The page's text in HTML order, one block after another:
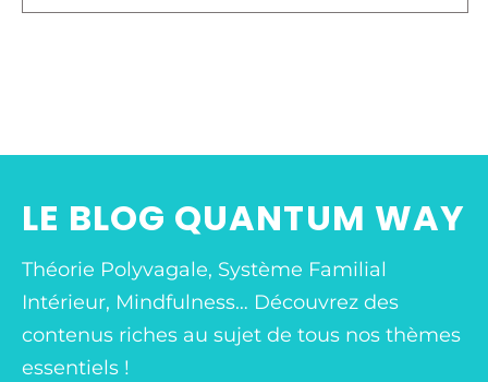
LE BLOG QUANTUM WAY
Théorie Polyvagale, Système Familial
Intérieur, Mindfulness… Découvrez des
contenus riches au sujet de tous nos thèmes
essentiels !